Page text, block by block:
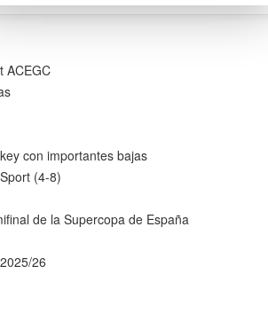
ACEGC
con importantes bajas
(4-8)
de la Supercopa de España
26